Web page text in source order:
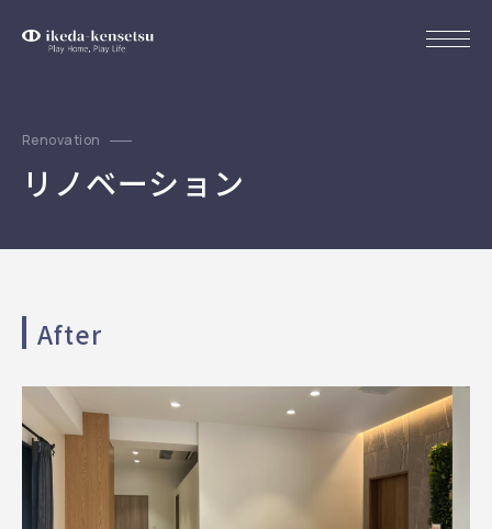
Renovation
リノベーション
After